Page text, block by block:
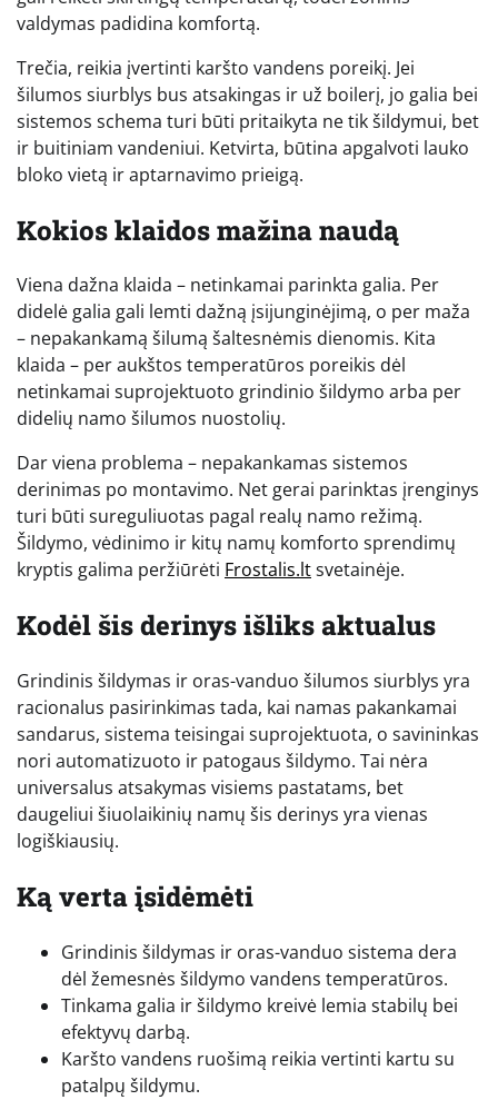
valdymas padidina komfortą.
Trečia, reikia įvertinti karšto vandens poreikį. Jei
šilumos siurblys bus atsakingas ir už boilerį, jo galia bei
sistemos schema turi būti pritaikyta ne tik šildymui, bet
ir buitiniam vandeniui. Ketvirta, būtina apgalvoti lauko
bloko vietą ir aptarnavimo prieigą.
Kokios klaidos mažina naudą
Viena dažna klaida – netinkamai parinkta galia. Per
didelė galia gali lemti dažną įsijunginėjimą, o per maža
– nepakankamą šilumą šaltesnėmis dienomis. Kita
klaida – per aukštos temperatūros poreikis dėl
netinkamai suprojektuoto grindinio šildymo arba per
didelių namo šilumos nuostolių.
Dar viena problema – nepakankamas sistemos
derinimas po montavimo. Net gerai parinktas įrenginys
turi būti sureguliuotas pagal realų namo režimą.
Šildymo, vėdinimo ir kitų namų komforto sprendimų
kryptis galima peržiūrėti Frostalis.ltsvetainėje.
Kodėl šis derinys išliks aktualus
Grindinis šildymas ir oras-vanduo šilumos siurblys yra
racionalus pasirinkimas tada, kai namas pakankamai
sandarus, sistema teisingai suprojektuota, o savininkas
nori automatizuoto ir patogaus šildymo. Tai nėra
universalus atsakymas visiems pastatams, bet
daugeliui šiuolaikinių namų šis derinys yra vienas
logiškiausių.
Ką verta įsidėmėti
Grindinis šildymas ir oras-vanduo sistema dera
dėl žemesnės šildymo vandens temperatūros.
Tinkama galia ir šildymo kreivė lemia stabilų bei
efektyvų darbą.
Karšto vandens ruošimą reikia vertinti kartu su
patalpų šildymu.